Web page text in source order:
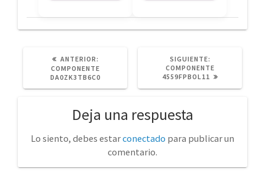
ANTERIOR:
ANTERIOR:
COMPONENTE
DA0ZK3TB6C0
SIGUIENTE:
POST:
COMPONENTE
4559FPBOL11
Deja una respuesta
Lo siento, debes estarconectado para publicar un
comentario.